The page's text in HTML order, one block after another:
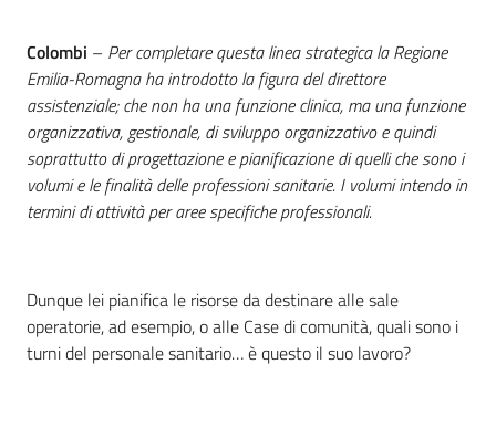
Colombi – Per completare questa linea strategica la Regione
Emilia-Romagna ha introdotto la figura del direttore
assistenziale; che non ha una funzione clinica, ma una funzione
organizzativa, gestionale, di sviluppo organizzativo e quindi
soprattutto di progettazione e pianificazione di quelli che sono i
volumi e le finalità delle professioni sanitarie. I volumi intendo in
termini di attività per aree specifiche professionali.
Dunque lei pianifica le risorse da destinare alle sale
operatorie, ad esempio, o alle Case di comunità, quali sono i
turni del personale sanitario… è questo il suo lavoro?